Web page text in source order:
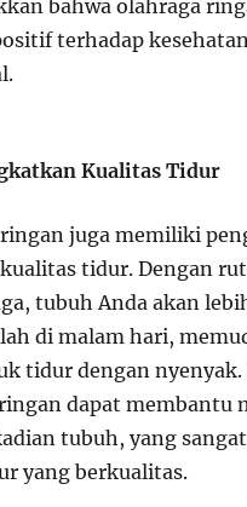
bahwa olahraga
terhadap
Kualitas Tidur
juga memiliki
tidur. Dengan
tubuh Anda akan
di malam hari,
tidur dengan nyenyak.
dapat membantu
tubuh, yang
yang berkualitas.